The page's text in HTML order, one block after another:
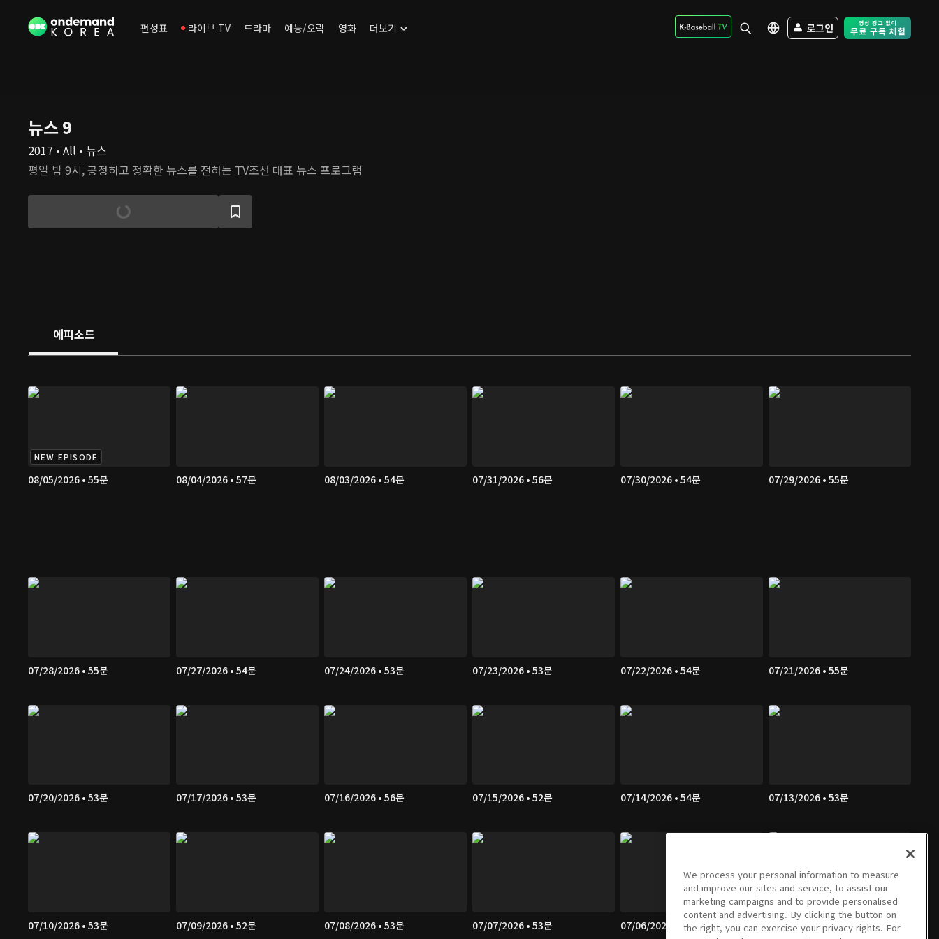
편성표 라이브 TV 드라마 예능/오락 영화 더보기 로그인 Free Trial -
뉴스 9
2017 • All • 뉴스
평일 밤 9시, 공정하고 정확한 뉴스를 전하는 TV조선 대표 뉴스 프로그램
에피소드
NEW EPISODE
08/05/2026 • 55분 08/04/2026 • 57분 08/03/2026 • 54분 07/31/2026 • 56분 07/30/2026 • 54분 07/29/2026 • 55분
07/28/2026 • 55분 07/27/2026 • 54분 07/24/2026 • 53분 07/23/2026 • 53분 07/22/2026 • 54분 07/21/2026 • 55분
07/20/2026 • 53분 07/17/2026 • 53분 07/16/2026 • 56분 07/15/2026 • 52분 07/14/2026 • 54분 07/13/2026 • 53분
07/10/2026 • 53분 07/09/2026 • 52분 07/08/2026 • 53분 07/07/2026 • 53분 07/06/2026 • 56분 07/03/2026 • 53분
We process your personal information to measure
and improve our sites and service, to assist our
marketing campaigns and to provide personalised
content and advertising. By clicking the button on
the right, you can exercise your privacy rights. For